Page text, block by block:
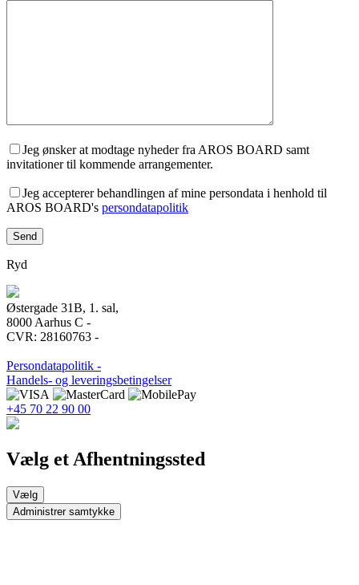
Jeg ønsker at modtage nyheder fra AROS BOARD samt
invitationer til kommende arrangementer.
Jeg accepterer behandlingen af mine persondata i henhold til
AROS BOARD's persondatapolitik
Ryd
Østergade 31B, 1. sal,
8000 Aarhus C -
CVR: 28160763 -
Persondatapolitik -
Handels- og leveringsbetingelser
+45 70 22 90 00
Vælg et Afhentningssted
Vælg
Administrer samtykke